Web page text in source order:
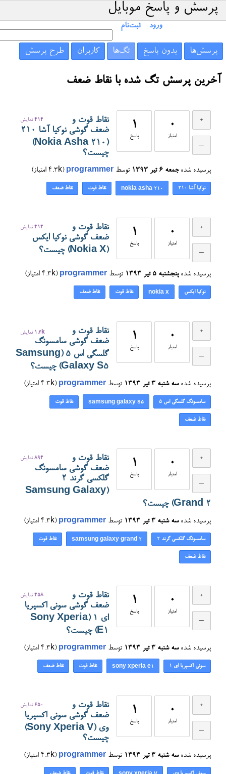
پرسش و پاسخ موبایل
ورود ثبت‌نام
پرسش‌ها بدون پاسخ تگ‌ها کاربران طرح پرسش
آخرین پرسش تگ شده با نقاط ضعف
0
امتیاز
1
پاسخ
414 نمایش
نقاط قوت و
ضعف گوشی نوکیا آشا ۲۱۰
(Nokia Asha 210)
چیست؟
پرسیده شده جمعه ۶ تیر ۱۳۹۳ توسط programmer
(
4.3k امتیاز)
نوکیا آشا ۲۱۰ nokia asha 210 نقاط قوت نقاط ضعف
0
امتیاز
1
پاسخ
414 نمایش
نقاط قوت و
ضعف گوشی نوکیا ایکس
(Nokia X) چیست؟
پرسیده شده پنجشنبه ۵ تیر ۱۳۹۳ توسط programmer
(
4.3k امتیاز)
نوکیا ایکس nokia x نقاط قوت نقاط ضعف
0
امتیاز
1
پاسخ
1.2k نمایش
نقاط قوت و
ضعف گوشی سامسونگ
گلسگی اس ۵ (Samsung
Galaxy S5) چیست؟
پرسیده شده سه شنبه ۳ تیر ۱۳۹۳ توسط programmer
(
4.3k امتیاز)
سامسونگ گلسگی اس ۵ samsung galaxy s5 نقاط قوت
نقاط ضعف
0
امتیاز
1
پاسخ
894 نمایش
نقاط قوت و
ضعف گوشی سامسونگ
گلکسی گرند 2
(Samsung Galaxy
Grand 2) چیست؟
پرسیده شده سه شنبه ۳ تیر ۱۳۹۳ توسط programmer
(
4.3k امتیاز)
سامسونگ گلکسی گرند 2 samsung galaxy grand 2 نقاط قوت
نقاط ضعف
0
امتیاز
1
پاسخ
458 نمایش
نقاط قوت و
ضعف گوشی سونی اکسپریا
ای ۱ (Sony Xperia
E1) چیست؟
پرسیده شده سه شنبه ۳ تیر ۱۳۹۳ توسط programmer
(
4.3k امتیاز)
سونی اکسپریا ای ۱ sony xperia e1 نقاط قوت نقاط ضعف
0
امتیاز
1
پاسخ
650 نمایش
نقاط قوت و
ضعف گوشی سونی اکسپریا
وی (Sony Xperia V)
چیست؟
پرسیده شده سه شنبه ۳ تیر ۱۳۹۳ توسط programmer
(
4.3k امتیاز)